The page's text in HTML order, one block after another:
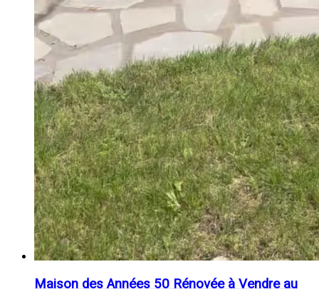
Maison des Années 50 Rénovée à Vendre au